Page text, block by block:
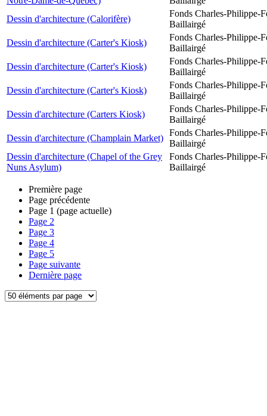
Dessin d'architecture (Calorifère)
Fonds Charles-Philippe-
Baillairgé
Dessin d'architecture (Carter's Kiosk)
Fonds Charles-Philippe-
Baillairgé
Dessin d'architecture (Carter's Kiosk)
Fonds Charles-Philippe-
Baillairgé
Dessin d'architecture (Carter's Kiosk)
Fonds Charles-Philippe-
Baillairgé
Dessin d'architecture (Carters Kiosk)
Fonds Charles-Philippe-
Baillairgé
Dessin d'architecture (Champlain Market)
Fonds Charles-Philippe-
Baillairgé
Dessin d'architecture (Chapel of the Grey
Nuns Asylum)
Fonds Charles-Philippe-
Baillairgé
Première page
Page précédente
Page 1 (page actuelle)
Page 2
Page 3
Page 4
Page 5
Page suivante
Dernière page